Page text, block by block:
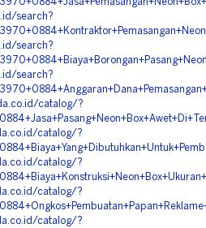
search?
search?
search?
catalog/?
catalog/?
catalog/?
catalog/?
catalog/?